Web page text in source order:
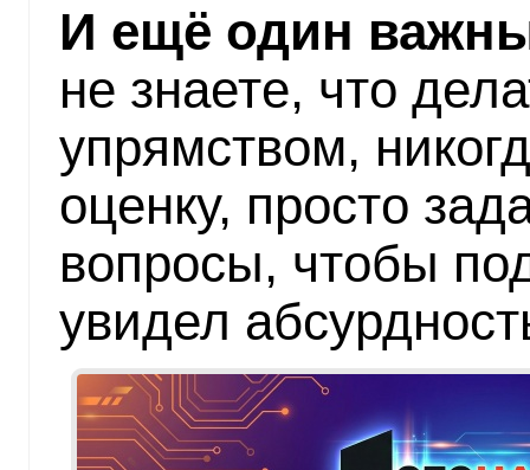
И ещё один
не знаете, что
упрямством,
оценку, просто
вопросы, чтобы
увидел